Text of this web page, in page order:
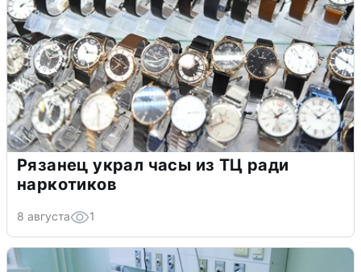
Рязанец украл часы из ТЦ ради
наркотиков
8 августа 1